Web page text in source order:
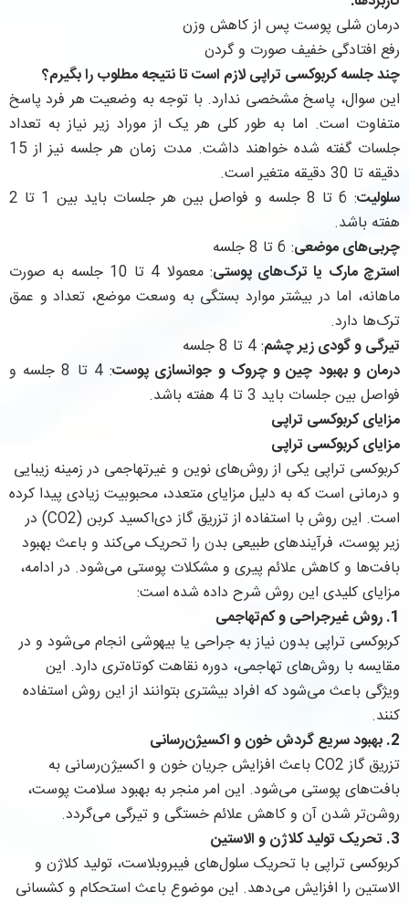
درمان شلی پوست پس از کاهش وزن
رفع افتادگی خفیف صورت و گردن
چند جلسه کربوکسی تراپی لازم است تا نتیجه مطلوب را بگیرم؟
این سوال، پاسخ مشخصی ندارد. با توجه به وضعیت هر فرد پاسخ
متفاوت است. اما به طور کلی هر یک از موراد زیر نیاز به تعداد
جلسات گفته شده خواهند داشت. مدت زمان هر جلسه نیز از 15
دقیقه تا 30 دقیقه متغیر است.
سلولیت
: 6 تا 8 جلسه و فواصل بین هر جلسات باید بین 1 تا 2
هفته باشد.
چربی‌های موضعی: 6 تا 8 جلسه
استرچ مارک یا ترک‌های پوستی
: معمولا 4 تا 10 جلسه به صورت
ماهانه، اما در بیشتر موارد بستگی به وسعت موضع، تعداد و عمق
ترک‌ها دارد.
تیرگی و گودی زیر چشم: 4 تا 8 جلسه
درمان و بهبود چین و چروک و جوانسازی پوست
: 4 تا 8 جلسه و
فواصل بین جلسات باید 3 تا 4 هفته باشد.
مزایای کربوکسی تراپی
مزایای کربوکسی تراپی
کربوکسی تراپی یکی از روش‌های نوین و غیرتهاجمی در زمینه زیبایی
و درمانی است که به دلیل مزایای متعدد، محبوبیت زیادی پیدا کرده
است. این روش با استفاده از تزریق گاز دی‌اکسید کربن (CO2) در
زیر پوست، فرآیندهای طبیعی بدن را تحریک می‌کند و باعث بهبود
بافت‌ها و کاهش علائم پیری و مشکلات پوستی می‌شود. در ادامه،
مزایای کلیدی این روش شرح داده شده است:
1. روش غیرجراحی و کم‌تهاجمی
کربوکسی تراپی بدون نیاز به جراحی یا بیهوشی انجام می‌شود و در
مقایسه با روش‌های تهاجمی، دوره نقاهت کوتاه‌تری دارد. این
ویژگی باعث می‌شود که افراد بیشتری بتوانند از این روش استفاده
کنند.
2. بهبود سریع گردش خون و اکسیژن‌رسانی
تزریق گاز CO2 باعث افزایش جریان خون و اکسیژن‌رسانی به
بافت‌های پوستی می‌شود. این امر منجر به بهبود سلامت پوست،
روشن‌تر شدن آن و کاهش علائم خستگی و تیرگی می‌گردد.
3. تحریک تولید کلاژن و الاستین
کربوکسی تراپی با تحریک سلول‌های فیبروبلاست، تولید کلاژن و
الاستین را افزایش می‌دهد. این موضوع باعث استحکام و کشسانی